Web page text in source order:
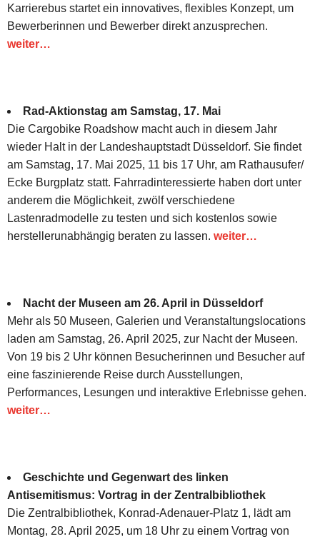
Karrierebus startet ein innovatives, flexibles Konzept, um
Bewerberinnen und Bewerber direkt anzusprechen.
weiter…
Rad-Aktionstag am Samstag, 17. Mai
Die Cargobike Roadshow macht auch in diesem Jahr
wieder Halt in der Landeshauptstadt Düsseldorf. Sie findet
am Samstag, 17. Mai 2025, 11 bis 17 Uhr, am Rathausufer/
Ecke Burgplatz statt. Fahrradinteressierte haben dort unter
anderem die Möglichkeit, zwölf verschiedene
Lastenradmodelle zu testen und sich kostenlos sowie
herstellerunabhängig beraten zu lassen. weiter…
Nacht der Museen am 26. April in Düsseldorf
Mehr als 50 Museen, Galerien und Veranstaltungslocations
laden am Samstag, 26. April 2025, zur Nacht der Museen.
Von 19 bis 2 Uhr können Besucherinnen und Besucher auf
eine faszinierende Reise durch Ausstellungen,
Performances, Lesungen und interaktive Erlebnisse gehen.
weiter…
Geschichte und Gegenwart des linken
Antisemitismus: Vortrag in der Zentralbibliothek
Die Zentralbibliothek, Konrad-Adenauer-Platz 1, lädt am
Montag, 28. April 2025, um 18 Uhr zu einem Vortrag von